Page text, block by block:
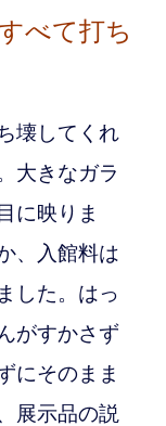
べて打ち
壊してくれ
大きなガラ
に映りま
、入館料は
した。はっ
がすかさず
にそのまま
展示品の説